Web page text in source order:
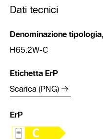
Dati tecnici
Denominazione
H65.2W-C
Etichetta ErP
Scarica (PNG)
ErP